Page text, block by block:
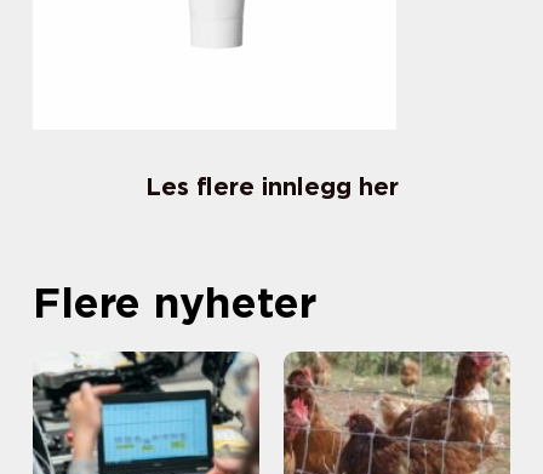
Les flere innlegg her
Flere nyheter